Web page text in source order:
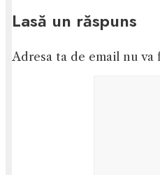
Lasă un răspuns
Adresa ta de email nu va